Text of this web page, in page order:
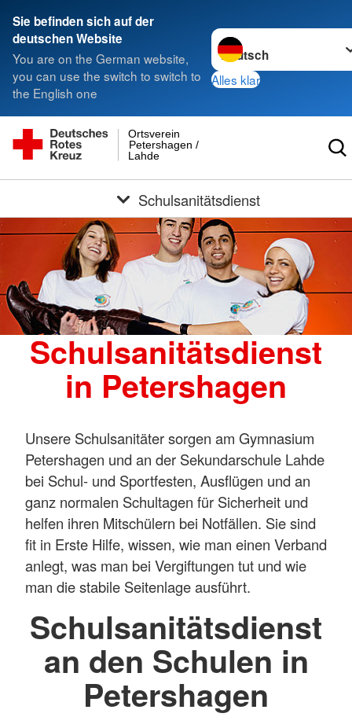
Sie befinden sich auf der
deutschen Website
You are on the German website,
you can use the switch to switch to
the English one
Sprache wechseln zu
Alles klar
Lahde
Petershagen /
Ortsverein
Schulsanitätsdienst
Schulsanitätsdienst
in Petershagen
Unsere Schulsanitäter sorgen am Gymnasium
Petershagen und an der Sekundarschule Lahde
bei Schul- und Sportfesten, Ausflügen und an
ganz normalen Schultagen für Sicherheit und
helfen ihren Mitschülern bei Notfällen. Sie sind
fit in Erste Hilfe, wissen, wie man einen Verband
anlegt, was man bei Vergiftungen tut und wie
man die stabile Seitenlage ausführt.
Schulsanitätsdienst
an den Schulen in
Petershagen